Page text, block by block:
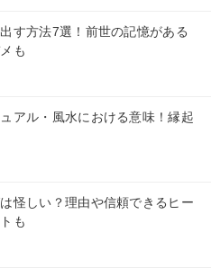
す方法7選！前世の記憶がある
も
アル・風水における意味！縁起
怪しい？理由や信頼できるヒー
も